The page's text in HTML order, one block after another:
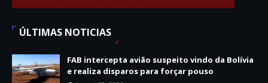
ÚLTIMAS NOTICIAS
FAB intercepta avião suspeito vindo da Bolívia
e realiza disparos para forçar pouso